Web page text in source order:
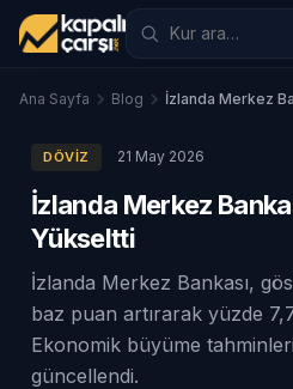
Ana Sayfa Blog İzlanda Merkez
DÖVIZ 21 May 2026
İzlanda Merkez
Yükseltti
İzlanda Merkez Bankası,
baz puan artırarak yüzde
Ekonomik büyüme
güncellendi.